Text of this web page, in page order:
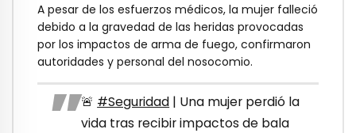
A pesar de los esfuerzos médicos, la mujer falleció
debido a la gravedad de las heridas provocadas
por los impactos de arma de fuego, confirmaron
autoridades y personal del nosocomio.
🚨 #Seguridad | Una mujer perdió la
vida tras recibir impactos de bala